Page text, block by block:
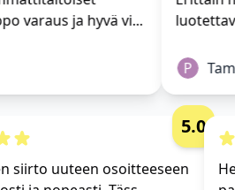
varaus ja hyvä vi...
P
siirto uuteen osoitteeseen
5.0